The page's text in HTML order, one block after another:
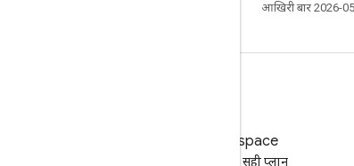
आखिरी बार 2026-
Google Workspace
अपने कारोबार के लिए सही प्लान